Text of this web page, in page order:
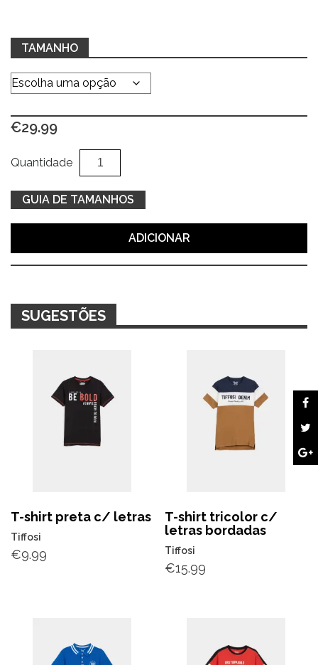
TAMANHO
€29.99
Quantidade
Quantidade
de
Hoodie
azul
grow
GUIA DE TAMANHOS
ADICIONAR
SUGESTÕES
T-shirt preta c/ letras
Tiffosi
€9.99
T-shirt tricolor c/
letras bordadas
Tiffosi
€15.99